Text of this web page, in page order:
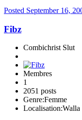
Posted September 16,
Fibz
Combichrist Slut
Membres
1
2051 posts
Genre:Femme
Localisation:Walla